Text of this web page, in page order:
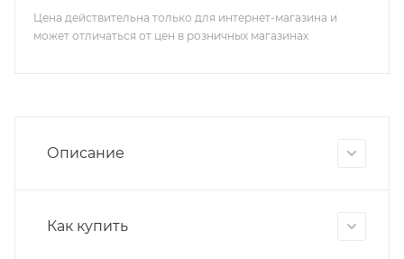
Цена действительна только для интернет-магазина и
может отличаться от цен в розничных магазинах
Описание
Как купить